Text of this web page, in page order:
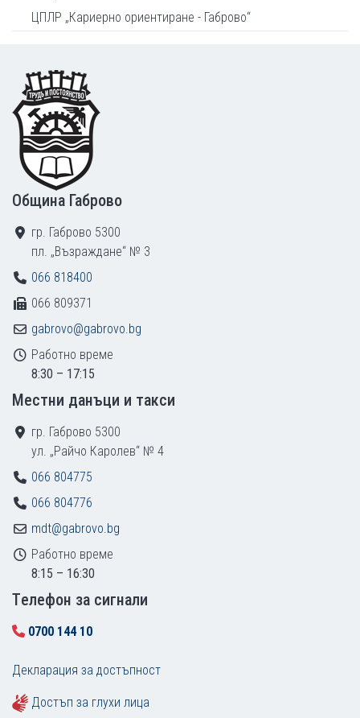
ЦПЛР „Кариерно ориентиране - Габрово“
Footer
Община Габрово
гр. Габрово 5300
пл. „Възраждане“ № 3
066 818400
066 809371
gabrovo@gabrovo.bg
Работно време
8:30 – 17:15
Местни данъци и такси
гр. Габрово 5300
ул. „Райчо Каролев“ № 4
066 804775
066 804776
mdt@gabrovo.bg
Работно време
8:15 – 16:30
Tелефон за сигнали
0700 144 10
Декларация за достъпност
Достъп за глухи лица